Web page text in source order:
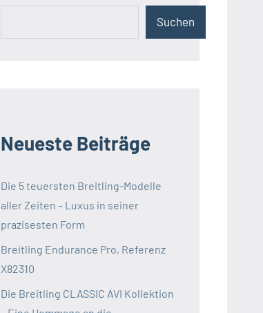
Suchen
Neueste Beiträge
Die 5 teuersten Breitling-Modelle
aller Zeiten – Luxus in seiner
prazisesten Form
Breitling Endurance Pro, Referenz
X82310
Die Breitling CLASSIC AVI Kollektion